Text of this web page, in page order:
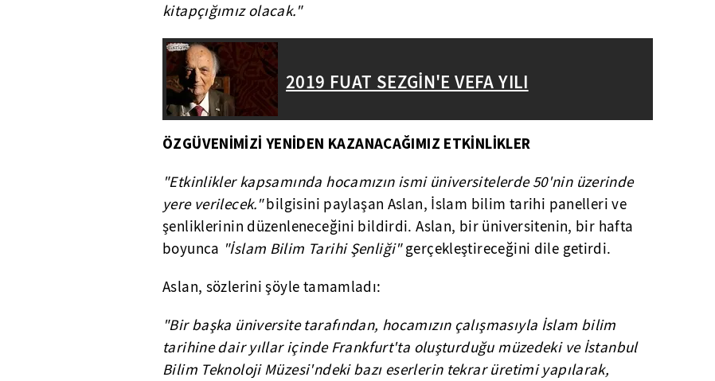
kitapçığımız olacak."
2019 FUAT SEZGİN'E VEFA YILI
ÖZGÜVENİMİZİ YENİDEN KAZANACAĞIMIZ ETKİNLİKLER
"Etkinlikler kapsamında hocamızın ismi üniversitelerde 50'nin üzerinde
yere verilecek."bilgisini paylaşan Aslan, İslam bilim tarihi panelleri ve
şenliklerinin düzenleneceğini bildirdi. Aslan, bir üniversitenin, bir hafta
boyunca "İslam Bilim Tarihi Şenliği"gerçekleştireceğini dile getirdi.
Aslan, sözlerini şöyle tamamladı:
"Bir başka üniversite tarafından, hocamızın çalışmasıyla İslam bilim
tarihine dair yıllar içinde Frankfurt'ta oluşturduğu müzedeki ve İstanbul
Bilim Teknoloji Müzesi'ndeki bazı eserlerin tekrar üretimi yapılarak,